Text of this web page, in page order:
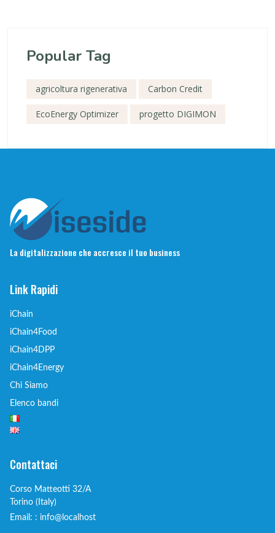
Popular Tag
agricoltura rigenerativa Carbon Credit
EcoEnergy Optimizer progetto DIGIMON
La digitalizzazione che accresce il tuo business
Link Rapidi
iChain
iChain4Food
iChain4DPP
iChain4Energy
Chi Siamo
Elenco bandi
Contattaci
Corso Matteotti 32/A
Torino (Italy)
Email: : info@localhost